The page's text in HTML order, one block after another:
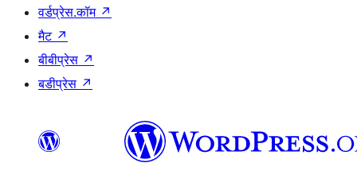
वर्डप्रेस.कॉम ↗
मैट ↗
बीबीप्रेस ↗
बडीप्रेस ↗